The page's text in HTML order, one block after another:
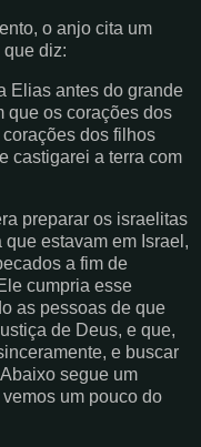
o anjo cita um
diz:
Elias antes do grande
que os corações dos
dos filhos
castigarei a terra com
preparar os israelitas
estavam em Israel,
a fim de
cumpria esse
as pessoas de que
de Deus, e que,
e buscar
segue um
um pouco do